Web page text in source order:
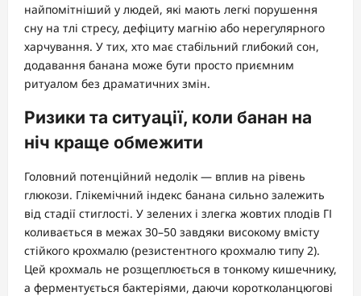
найпомітніший у людей, які мають легкі порушення
сну на тлі стресу, дефіциту магнію або нерегулярного
харчування. У тих, хто має стабільний глибокий сон,
додавання банана може бути просто приємним
ритуалом без драматичних змін.
Ризики та ситуації, коли банан на
ніч краще обмежити
Головний потенційний недолік — вплив на рівень
глюкози. Глікемічний індекс банана сильно залежить
від стадії стиглості. У зелених і злегка жовтих плодів ГІ
коливається в межах 30–50 завдяки високому вмісту
стійкого крохмалю (резистентного крохмалю типу 2).
Цей крохмаль не розщеплюється в тонкому кишечнику,
а ферментується бактеріями, даючи коротколанцюгові